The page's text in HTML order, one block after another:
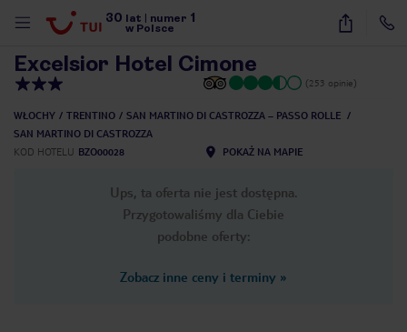
30 lat numer 1
w Polsce
13
Excelsior Hotel Cimone
(253 opinie)
WŁOCHY TRENTINO
SAN MARTINO DI CASTROZZA – PASSO ROLLE
SAN MARTINO DI CASTROZZA
KOD HOTELU BZO00028 POKAŻ NA MAPIE
Ups, ta oferta nie jest dostępna.
Przygotowaliśmy dla Ciebie
podobne oferty:
Zobacz inne ceny i terminy »